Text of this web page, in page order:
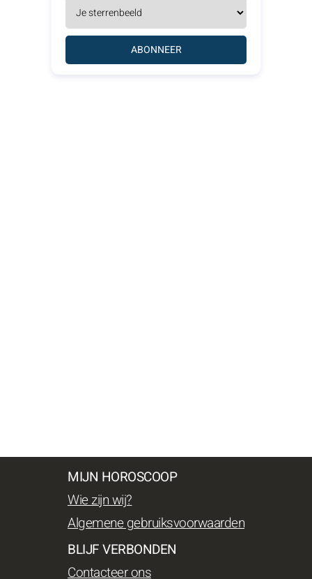
ABONNEER
MIJN HOROSCOOP
Wie zijn wij?
Algemene gebruiksvoorwaarden
BLIJF VERBONDEN
Contacteer ons